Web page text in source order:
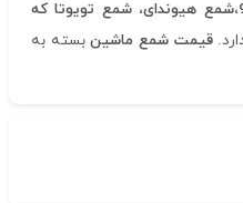
،شمع هیوندای، شمع تویوتا که
قیمت شمع ماشینبسته به